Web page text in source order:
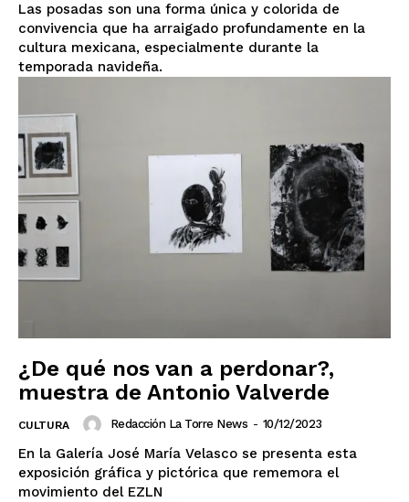
Las posadas son una forma única y colorida de
convivencia que ha arraigado profundamente en la
cultura mexicana, especialmente durante la
temporada navideña.
¿De qué nos van a perdonar?,
muestra de Antonio Valverde
CULTURA Redacción La Torre News - 10/12/2023
En la Galería José María Velasco se presenta esta
exposición gráfica y pictórica que rememora el
movimiento del EZLN